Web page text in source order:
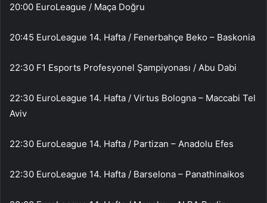
20:00 EuroLeague / Maça Doğru
20:45 EuroLeague 14. Hafta / Fenerbahçe Beko – Baskonia
22:30 F1 Esports Profesyonel Şampiyonası / Abu Dabi
22:30 EuroLeague 14. Hafta / Virtus Bologna – Maccabi Tel
Aviv
22:30 EuroLeague 14. Hafta / Partizan – Anadolu Efes
22:30 EuroLeague 14. Hafta / Barselona – Panathinaikos